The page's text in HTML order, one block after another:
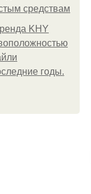
средствам
KHY
годы.